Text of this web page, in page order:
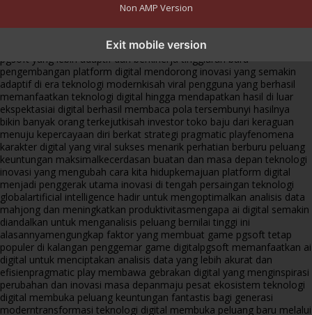
Non AMP Version
Exit mobile version
menghadirkan inovasi berkualitasai digital menjadi kunci analisis data
pgsoft yang lebih adaptif dan berkinerja tinggiarah baru
pengembangan platform digital mendorong inovasi yang semakin
adaptif di era teknologi modernkisah viral pengguna yang berhasil
memanfaatkan teknologi digital hingga mendapatkan hasil di luar
ekspektasiai digital berhasil membaca pola tersembunyi hasilnya
bikin banyak orang terkejutkisah investor toko baju dari keraguan
menuju kepercayaan diri berkat strategi pragmatic playfenomena
karakter digital yang viral sukses menarik perhatian berburu peluang
keuntungan maksimalkecerdasan buatan dan masa depan teknologi
inovasi yang mengubah cara kita hidupkemajuan platform digital
menjadi penggerak utama inovasi di tengah persaingan teknologi
globalartificial intelligence hadir untuk mengoptimalkan analisis data
mahjong dan meningkatkan produktivitasmengapa ai digital semakin
diandalkan untuk menganalisis peluang bernilai tinggi ini
alasannyamengungkap faktor yang membuat game pgsoft tetap
populer di kalangan penggemar game digitalpgsoft memanfaatkan ai
digital untuk menciptakan analisis data yang lebih akurat dan
efisienpragmatic play membawa gebrakan digital yang menginspirasi
perubahan dan inovasi masa depanmaju pesat ekosistem teknologi
digital membuka peluang keuntungan fantastis bagi generasi
moderntransformasi teknologi digital membuka peluang baru melalui